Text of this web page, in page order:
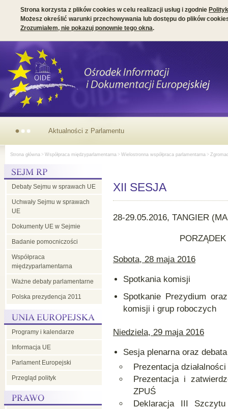
Strona korzysta z plików cookies w celu realizacji usług i zgodnie
Możesz określić warunki przechowywania lub dostępu do plików
Zrozumiałem, nie pokazuj ponownie tego okna.
Aktualności
Parlamentu
Strona główna > Współpraca międzyparlamentarna > Wielostronna współpraca parlamentarna >
Debaty Sejmu w sprawach UE
Uchwały Sejmu w sprawach
UE
Dokumenty UE w Sejmie
Badanie pomocniczości
Współpraca
międzyparlamentarna
Ważne debaty parlamentarne
Polska prezydencja 2011
Programy i kalendarze
Informacja UE
Parlament Europejski
Przegląd polityk
XII SESJA
28-29.05.2016, TANGIER
Sobota, 28 maja 2016
Spotkania komisji
Spotkanie Prezydium
komisji i grup roboczych
Niedziela, 29 maja 2016
Sesja plenarna oraz debata
Prezentacja
Prezentacja i
ZPUŚ
Deklaracja III